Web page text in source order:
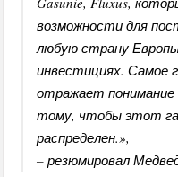
возможности для
любую страну
инвестициях. Самое
отражает понимание
тому, чтобы этот
распределен.»,
– резюмировал